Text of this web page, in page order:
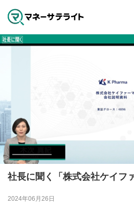
社長に聞く「株式会社ケイフ
2024年06月26日